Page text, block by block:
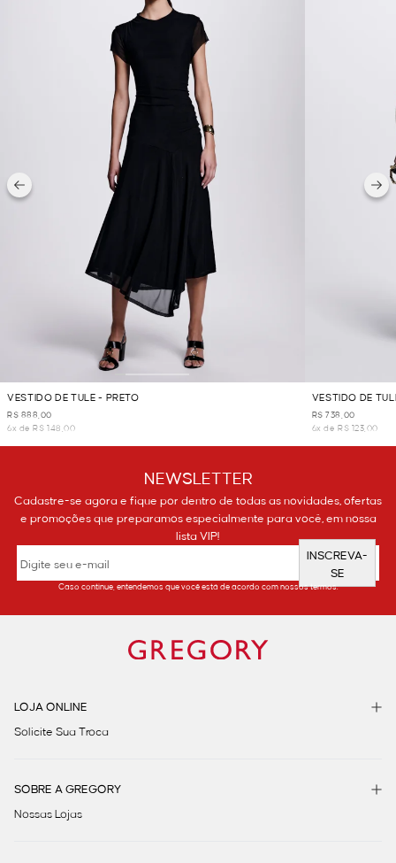
VESTIDO DE TULE - PRETO
R$ 888,00
6x de R$ 148,00
VESTIDO DE
R$ 738,00
6x de R$ 123,00
NEWSLETTER
Cadastre-se agora e fique por dentro de todas as novidades, ofertas
e promoções que preparamos especialmente para você, em nossa
lista VIP!
INSCREVA-
SE
Caso continue, entendemos que você está de acordo com nossos termos.
LOJA ONLINE
Solicite Sua Troca
SOBRE A GREGORY
Nossas Lojas